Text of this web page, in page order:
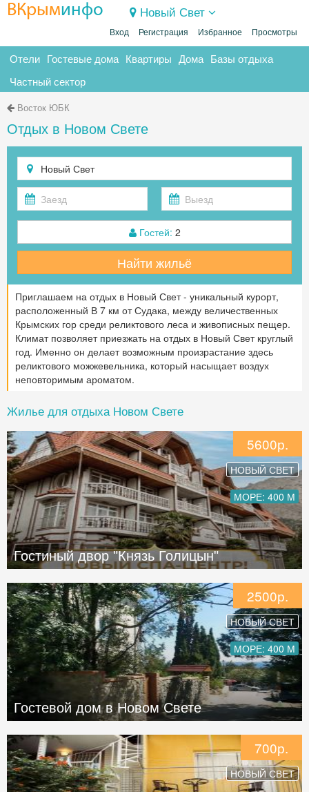
ВКрыминфо Новый Свет
Вход Регистрация Избранное Просмотры
Отели Гостевые дома Квартиры Дома Базы отдыха
Частный сектор
Восток ЮБК
Отдых в Новом Свете
Гостей: 2
Найти жильё
Приглашаем на отдых в Новый Свет - уникальный курорт,
расположенный В 7 км от Судака, между величественных
Крымских гор среди реликтового леса и живописных пещер.
Климат позволяет приезжать на отдых в Новый Свет круглый
год. Именно он делает возможным произрастание здесь
реликтового можжевельника, который насыщает воздух
неповторимым ароматом.
Жилье для отдыха Новом Свете
5600р.
НОВЫЙ СВЕТ
МОРЕ: 400 М
Гостиный двор "Князь Голицын"
2500р.
НОВЫЙ СВЕТ
МОРЕ: 400 М
Гостевой дом в Новом Свете
700р.
НОВЫЙ СВЕТ